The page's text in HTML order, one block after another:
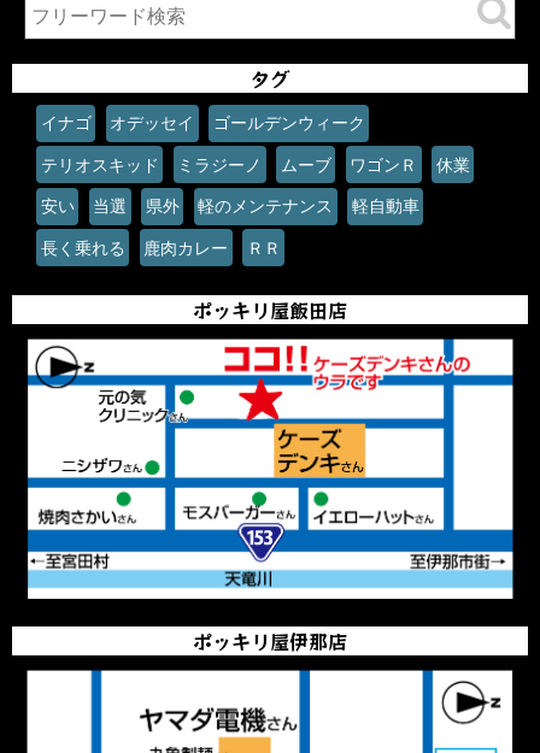
タグ
イナゴ オデッセイ ゴールデンウィーク
テリオスキッド ミラジーノ ムーブ ワゴンＲ 休業
安い 当選 県外 軽のメンテナンス 軽自動車
長く乗れる 鹿肉カレー ＲＲ
ポッキリ屋飯田店
ポッキリ屋伊那店